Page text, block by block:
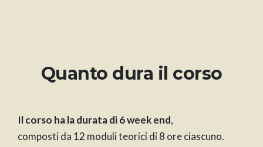
Quanto dura il corso
Il corso ha la durata di 6 week end,
composti da 12 moduli teorici di 8 ore ciascuno.